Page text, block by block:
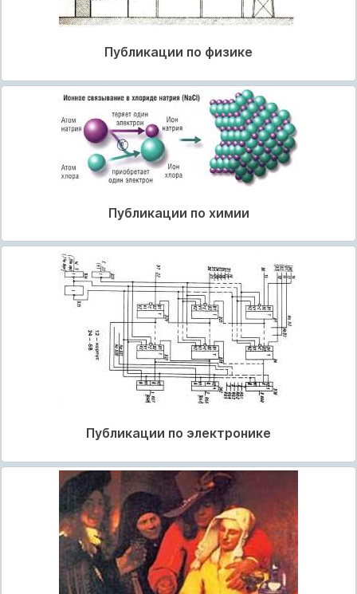
Публикации по физике
Публикации по химии
Публикации по электронике